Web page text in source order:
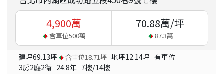
4,900萬
含車位500萬
70.88萬/坪
87.3萬
建坪69.13坪 含車位18.71坪 地坪12.14坪 有車位
3房2廳2衛 24.8年 7樓/14樓